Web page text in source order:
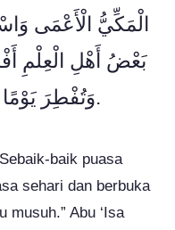
الْمَكِّيُّ الْأَعْمَى
بَعْضُ أَهْلِ الْعِلْمِ
وَتُفْطِرَ يَوْمًا وَيُقَالُ هَذَا هُوَ أَشَدُّ الصِّيَامِ.
baik puasa
sehari dan berbuka
musuh.” Abu ‘Isa